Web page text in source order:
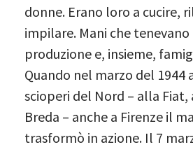
donne. Erano loro a cucire,
impilare. Mani che tenevano
produzione e, insieme,
Quando nel marzo del 1944
scioperi del Nord – alla
Breda – anche a Firenze il
trasformò in azione. Il 7